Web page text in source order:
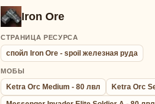
Iron Ore
СТРАНИЦА РЕСУРСА
спойл Iron Ore - spoil железная руда
МОБЫ
Ketra Orc Medium - 80 лвл Ketra Orc